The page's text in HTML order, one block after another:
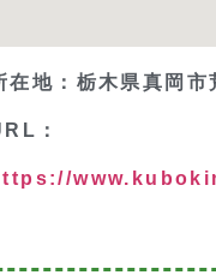
在地： 栃木県真岡
：